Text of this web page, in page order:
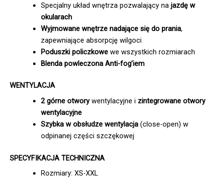
Specjalny układ wnętrza pozwalający na jazdę w
okularach
Wyjmowane wnętrze nadające się do prania,
zapewniające absorpcję wilgoci
Poduszki policzkowe we wszystkich rozmiarach
Blenda powleczona Anti-fog’iem
WENTYLACJA
2 górne otworywentylacyjne i zintegrowane otwory
wentylacyjne
Szybka w obsłudze wentylacja(close-open) w
odpinanej części szczękowej
SPECYFIKACJA TECHNICZNA
Rozmiary: XS-XXL